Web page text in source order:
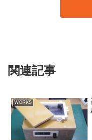
関連記事
WORKS